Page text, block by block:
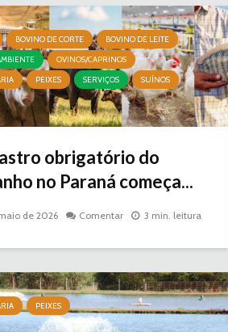
BOVINO DE CORTE
BOVINO DE LEITE
OVINOS/CAPRINOS
PEIXES SERVIÇOS SUÍNOS
obrigatório do
no Paraná começa...
de 2026 Comentar 3 min. leitura
PEIXES